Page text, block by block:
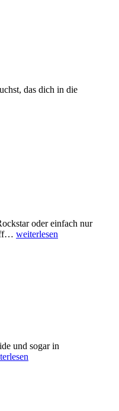
das dich in die
oder einfach nur
HERUMKLOPFEN
weiterlesen
und sogar in